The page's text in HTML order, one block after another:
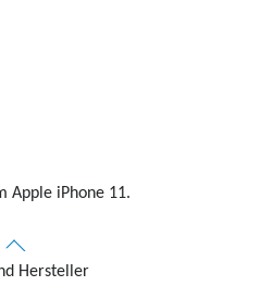
€.
Apple iPhone 11.
Hersteller